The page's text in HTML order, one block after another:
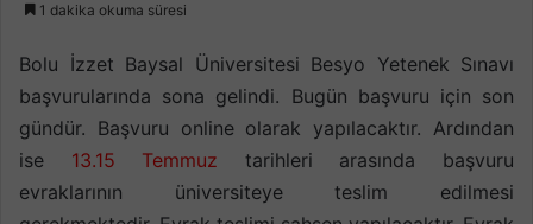
1 dakika okuma süresi
Bolu İzzet Baysal Üniversitesi Besyo Yetenek Sınavı
başvurularında sona gelindi. Bugün başvuru için son
gündür. Başvuru online olarak yapılacaktır. Ardından
ise 13.15 Temmuz tarihleri arasında başvuru
evraklarının üniversiteye teslim edilmesi